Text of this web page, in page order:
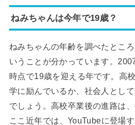
ねみちゃんは今年で19歳？
ねみちゃんの年齢を調べたとこ
いうことが分かっています。
時点で19歳を迎える年です。高
学に励んでいるか、社会人とし
でしょう。高校卒業後の進路は
ここ近年では、YouTubeに登場